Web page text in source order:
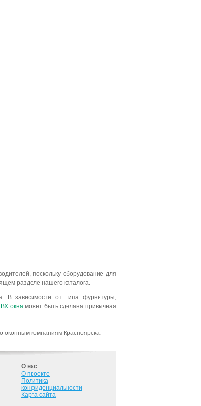
поскольку оборудование для
разделе нашего каталога.
В зависимости от типа фурнитуры,
окнаможет быть сделана привычная
оконным компаниям Красноярска.
О нас
О проекте
Политика
конфиденциальности
Карта сайта